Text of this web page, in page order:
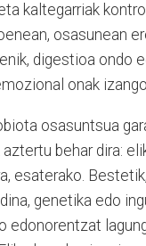
kaltegarriak
osasunean
digestioa ondo
onak
osasuntsua
behar dira:
esaterako.
genetika edo